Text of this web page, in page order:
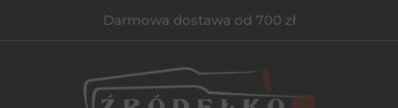
Darmowa dostawa od 700 zł